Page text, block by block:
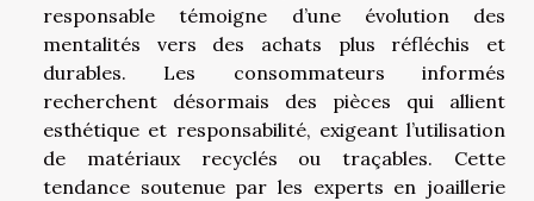
responsable témoigne d’une évolution des
mentalités vers des achats plus réfléchis et
durables. Les consommateurs informés
recherchent désormais des pièces qui allient
esthétique et responsabilité, exigeant l’utilisation
de matériaux recyclés ou traçables. Cette
tendance soutenue par les experts en joaillerie